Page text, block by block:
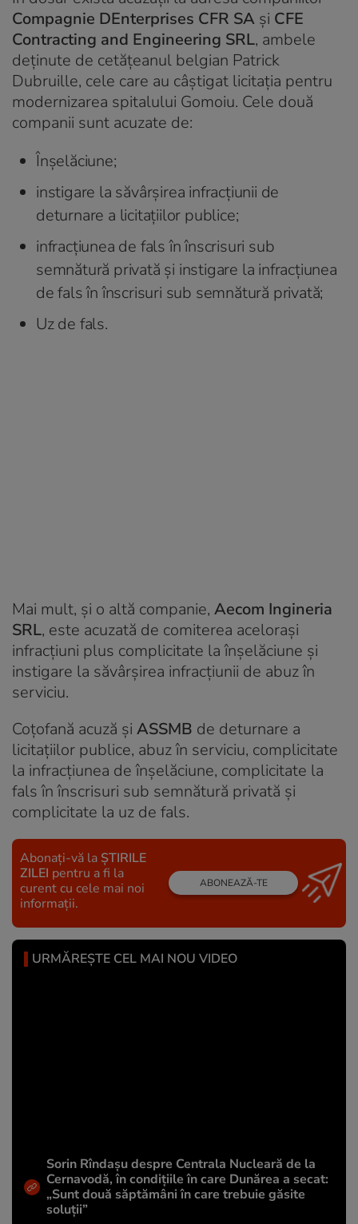
Compagnie DEnterprises CFR SA și CFE
Contracting and Engineering SRL, ambele
deținute de cetățeanul belgian Patrick
Dubruille, cele care au câștigat licitația pentru
modernizarea spitalului Gomoiu. Cele două
companii sunt acuzate de:
Înșelăciune;
instigare la săvârșirea infracțiunii de
deturnare a licitațiilor publice;
infracțiunea de fals în înscrisuri sub
semnătură privată și instigare la infracțiunea
de fals în înscrisuri sub semnătură privată;
Uz de fals.
Mai mult, și o altă companie, Aecom Ingineria
SRL, este acuzată de comiterea acelorași
infracțiuni plus complicitate la înșelăciune și
instigare la săvârșirea infracțiunii de abuz în
serviciu.
Coțofană acuză și ASSMB de deturnare a
licitațiilor publice, abuz în serviciu, complicitate
la infracțiunea de înșelăciune, complicitate la
fals în înscrisuri sub semnătură privată și
complicitate la uz de fals.
Abonați-vă la ȘTIRILE
ZILEI pentru a fi la
curent cu cele mai noi
informații.
ABONEAZĂ-TE
URMĂREȘTE CEL MAI NOU VIDEO
Sorin Rîndașu despre Centrala Nucleară de la
Cernavodă, în condițiile în care Dunărea a secat:
„Sunt două săptămâni în care trebuie găsite
soluții”